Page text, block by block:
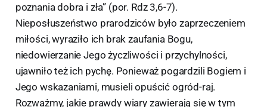
poznania dobra i zła” (por. Rdz 3,6-7).
Nieposłuszeństwo prarodziców było zaprzeczeniem
miłości, wyraziło ich brak zaufania Bogu,
niedowierzanie Jego życzliwości i przychylności,
ujawniło też ich pychę. Ponieważ pogardzili Bogiem i
Jego wskazaniami, musieli opuścić ogród-raj.
Rozważmy, jakie prawdy wiary zawierają się w tym